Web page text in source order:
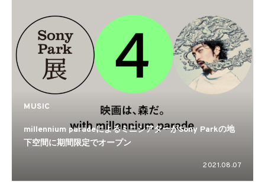
MUSIC
millennium paradeによるミニシアターがSony Parkの地
下空間に期間限定でオープン
2021.08.07